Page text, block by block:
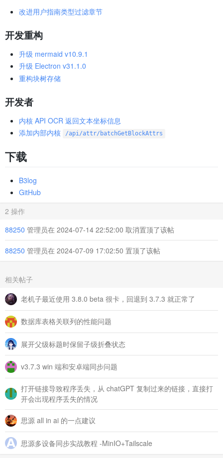
改进用户指南类型过滤章节
开发重构
升级 mermaid v10.9.1
升级 Electron v31.1.0
重构块树存储
开发者
内核 API OCR 返回文本坐标信息
添加内部内核
/api/attr/batchGetBlockAttrs
下载
B3log
GitHub
2 操作
88250 管理员在 2024-07-14 22:52:00 取消置顶了该帖
88250 管理员在 2024-07-09 17:02:50 置顶了该帖
相关帖子
老机子最近使用 3.8.0 beta 很卡，回退到 3.7.3 就正常了
数据库表格关联列的性能问题
展开父级标题时保留子级折叠状态
v3.7.3 win 端和安卓端同步问题
打开链接导致程序丢失，从 chatGPT 复制过来的链接，直接打
开会出现程序丢失的情况
思源 all in ai 的一点建议
思源多设备同步实战教程 -MinIO+Tailscale